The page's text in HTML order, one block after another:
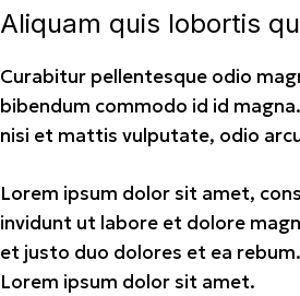
Aliquam quis lobortis
Curabitur pellentesque odio
bibendum commodo id id
nisi et mattis vulputate, odio
Lorem ipsum dolor sit amet,
invidunt ut labore et dolore
et justo duo dolores et ea
Lorem ipsum dolor sit amet.